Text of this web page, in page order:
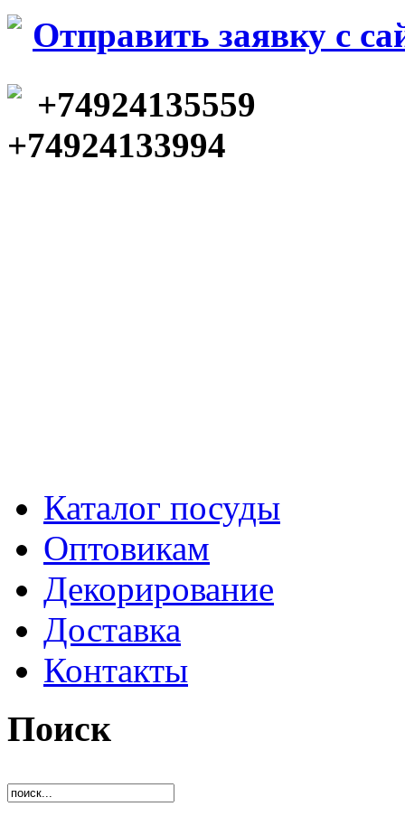
Отправить заявку c
+74924135559
+74924133994
Каталог посуды
Оптовикам
Декорирование
Доставка
Контакты
Поиск